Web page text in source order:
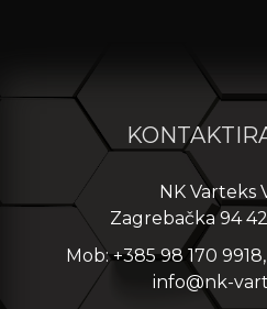
NK Varteks
Zagrebačka 94
Mob: +385 98 170
info@nk-